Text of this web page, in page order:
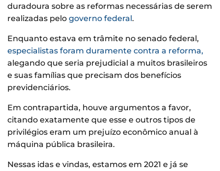
duradoura sobre as reformas necessárias de serem
realizadas pelo governo federal.
Enquanto estava em trâmite no senado federal,
especialistas foram duramente contra a reforma,
alegando que seria prejudicial a muitos brasileiros
e suas famílias que precisam dos benefícios
previdenciários.
Em contrapartida, houve argumentos a favor,
citando exatamente que esse e outros tipos de
privilégios eram um prejuízo econômico anual à
máquina pública brasileira.
Nessas idas e vindas, estamos em 2021 e já se